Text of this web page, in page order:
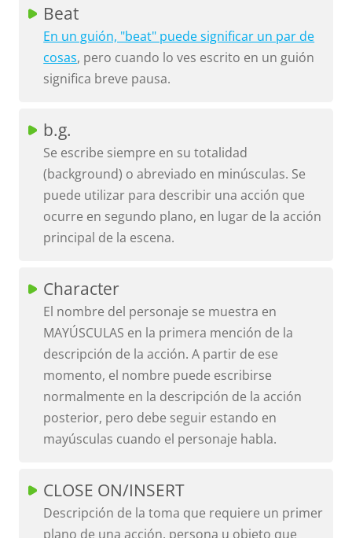
Beat
En un guión, "beat" puede significar un par de
cosas, pero cuando lo ves escrito en un guión
significa breve pausa.
b.g.
Se escribe siempre en su totalidad
(background) o abreviado en minúsculas. Se
puede utilizar para describir una acción que
ocurre en segundo plano, en lugar de la acción
principal de la escena.
Character
El nombre del personaje se muestra en
MAYÚSCULAS en la primera mención de la
descripción de la acción. A partir de ese
momento, el nombre puede escribirse
normalmente en la descripción de la acción
posterior, pero debe seguir estando en
mayúsculas cuando el personaje habla.
CLOSE ON/INSERT
Descripción de la toma que requiere un primer
plano de una acción, persona u objeto que